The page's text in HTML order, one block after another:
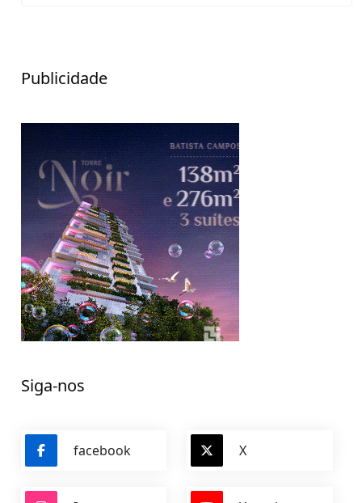
Publicidade
Siga-nos
facebook X